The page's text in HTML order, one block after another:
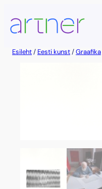
sisu
juurde
Esileht/ Eesti kunst/Graafika